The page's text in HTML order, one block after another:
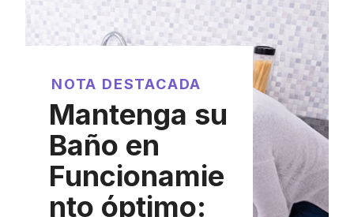
NOTA DESTACADA
Mantenga su
Baño en
Funcionamie
nto óptimo: